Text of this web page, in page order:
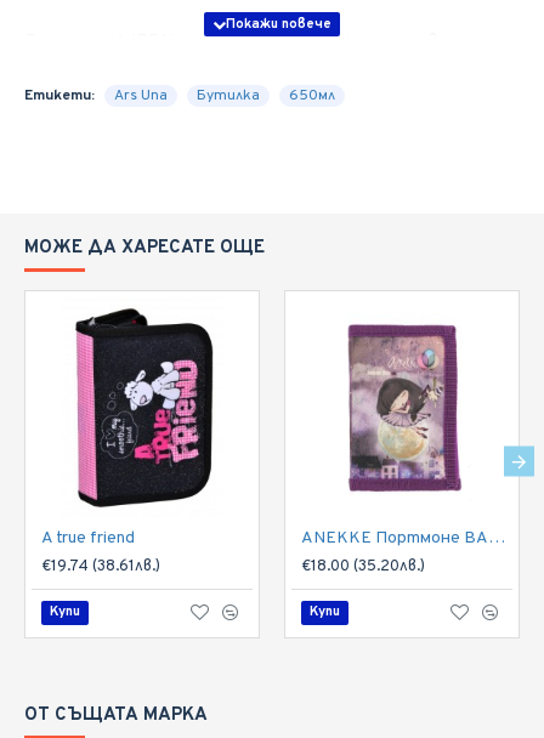
Бисфенол-A (BPA) е един от най-широко използвания
изследвания са показали, че в дългосрочен план може да
Етикети: Ars Una Бутилка 650мл
МОЖЕ ДА ХАРЕСАТЕ ОЩЕ
A true friend
€19.74 (38.61лв.)
Купи
ANEKKE Портмоне BALERINA
€18.00 (35.20лв.)
Купи
ОТ СЪЩАТА МАРКА